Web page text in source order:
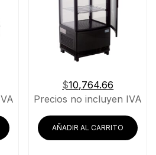
$10,764.66
Precios no incluyen IVA
AÑADIR AL CARRITO